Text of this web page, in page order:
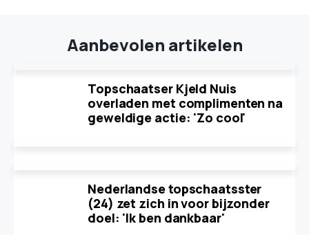
Aanbevolen artikelen
Topschaatser Kjeld Nuis
overladen met complimenten na
geweldige actie: 'Zo cool'
Nederlandse topschaatsster
(24) zet zich in voor bijzonder
doel: 'Ik ben dankbaar'